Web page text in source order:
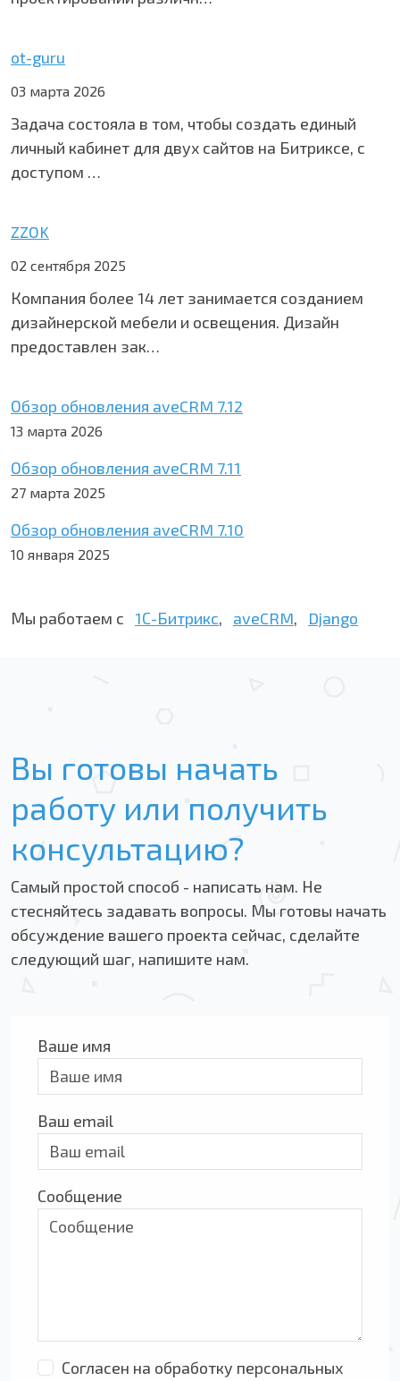
ot-guru
03 марта 2026
Задача состояла в том, чтобы создать единый
личный кабинет для двух сайтов на Битриксе, с
доступом …
ZZOK
02 сентября 2025
Компания более 14 лет занимается созданием
дизайнерской мебели и освещения. Дизайн
предоставлен зак…
Обзор обновления aveCRM 7.12
13 марта 2026
Обзор обновления aveCRM 7.11
27 марта 2025
Обзор обновления aveCRM 7.10
10 января 2025
Мы работаем с 1С-Битрикс, aveCRM, Django
Вы готовы начать
работу или получить
консультацию?
Самый простой способ - написать нам. Не
стесняйтесь задавать вопросы. Мы готовы начать
обсуждение вашего проекта сейчас, сделайте
следующий шаг, напишите нам.
Ваше имя
Ваш email
Сообщение
Согласен на обработку персональных